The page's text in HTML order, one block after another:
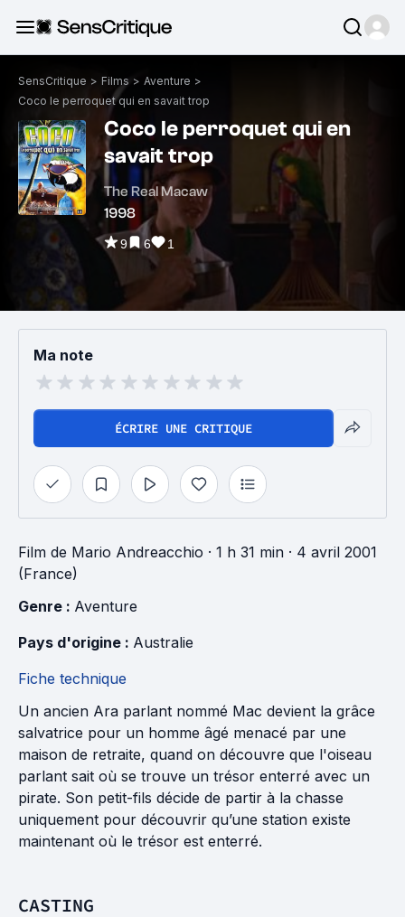
SensCritique > Films > Aventure >
Coco le perroquet qui en savait trop
Coco le perroquet qui en
savait trop
The Real Macaw
1998
9 6 1
Ma note
ÉCRIRE UNE CRITIQUE
Film de Mario Andreacchio · 1 h 31 min · 4 avril 2001
(France)
Genre : Aventure
Pays d'origine : Australie
Fiche technique
Un ancien Ara parlant nommé Mac devient la grâce
salvatrice pour un homme âgé menacé par une
maison de retraite, quand on découvre que l'oiseau
parlant sait où se trouve un trésor enterré avec un
pirate. Son petit-fils décide de partir à la chasse
uniquement pour découvrir qu’une station existe
maintenant où le trésor est enterré.
CASTING